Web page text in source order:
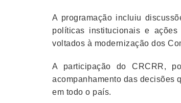
A programação incluiu
políticas institucionais e
voltados à modernização dos
A participação do CRCRR,
acompanhamento das decisões
em todo o país.